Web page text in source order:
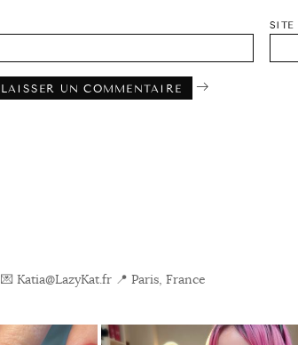
SITE
💌 Katia@LazyKat.fr 📍 Paris, France